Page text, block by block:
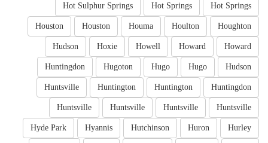
Hot Springs
Hot Springs
Hot Sulphur Springs
Houghton
Houlton
Houma
Houston
Houston
Howard
Howard
Howell
Hoxie
Hudson
Hudson
Hugo
Hugo
Hugoton
Huntingdon
Huntingdon
Huntington
Huntington
Huntsville
Huntsville
Huntsville
Huntsville
Huntsville
Hurley
Huron
Hutchinson
Hyannis
Hyde Park